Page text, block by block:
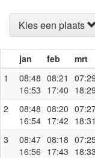
Kies een plaats
jan feb mrt
1
08:48
16:53
08:21
17:40
07:29
18:29
2
08:48
16:54
08:20
17:42 18:31
3
08:47
16:56
08:18
17:43 18:33